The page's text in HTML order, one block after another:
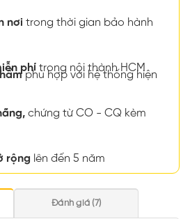
nơi trong thời gian bảo hành
phí trong nội thành HCM
phù hợp với hệ thống hiện
chứng từ CO - CQ kèm
rộng lên đến 5 năm
Đánh giá (7)